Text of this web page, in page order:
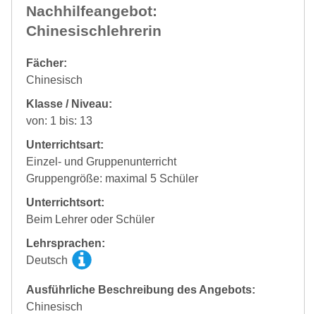
Nachhilfeangebot:
Chinesischlehrerin
Fächer:
Chinesisch
Klasse / Niveau:
von: 1 bis: 13
Unterrichtsart:
Einzel- und Gruppenunterricht
Gruppengröße: maximal 5 Schüler
Unterrichtsort:
Beim Lehrer oder Schüler
Lehrsprachen:
Deutsch
Ausführliche Beschreibung des Angebots:
Chinesisch